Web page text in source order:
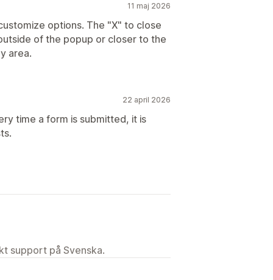
11 maj 2026
options. The "X" to close
of the popup or closer to the
area.
22 april 2026
time a form is submitted, it is
support på Svenska.